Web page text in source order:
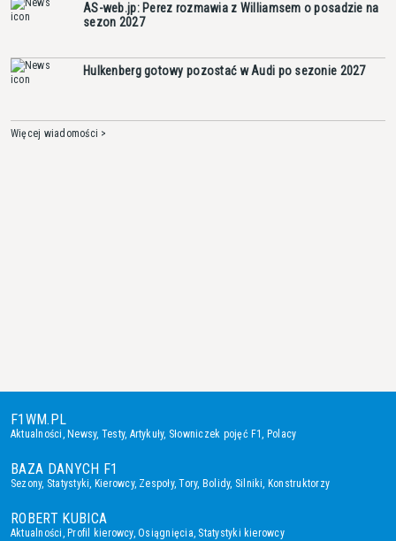
AS-web.jp: Perez rozmawia z Williamsem o posadzie na
sezon 2027
Hulkenberg gotowy pozostać w Audi po sezonie 2027
Więcej wiadomości >
F1WM.PL
Aktualności, Newsy, Testy, Artykuły, Słowniczek pojęć F1, Polacy
BAZA DANYCH F1
Sezony, Statystyki, Kierowcy, Zespoły,Tory, Bolidy, Silniki, Konstruktorzy
ROBERT KUBICA
Aktualności, Profil kierowcy,Osiągnięcia, Statystyki kierowcy